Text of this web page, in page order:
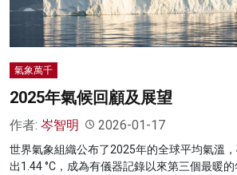
灼見活動
氣象萬千
2025年氣候回顧及展望
作者: 岑智明 2026-01-17
世界氣象組織公布了2025年的全球平均氣溫
出1.44 °C，成為有儀器記錄以來第三個最暖